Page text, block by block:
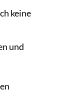
keine
und